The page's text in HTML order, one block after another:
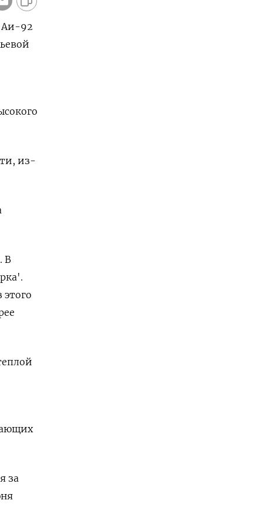
Аи-92
из-
В
этого
за